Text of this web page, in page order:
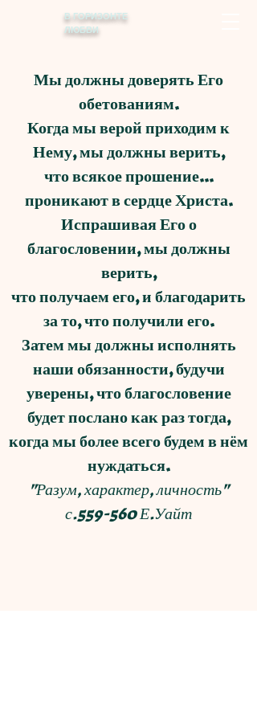
В ГОРИЗОНТЕ
ЛЮБВИ
Мы должны доверять Его
обетованиям.
Когда мы верой приходим к
Нему, мы должны верить,
что всякое прошение...
проникают в сердце Христа.
Испрашивая Его о
благословении, мы должны
верить,
что получаем его, и благодарить
за то, что получили его.
Затем мы должны исполнять
наши обязанности, будучи
уверены, что благословение
будет послано как раз тогда,
когда мы более всего будем в нём
нуждаться.
"Разум, характер, личность"
с.559-560 Е.Уайт